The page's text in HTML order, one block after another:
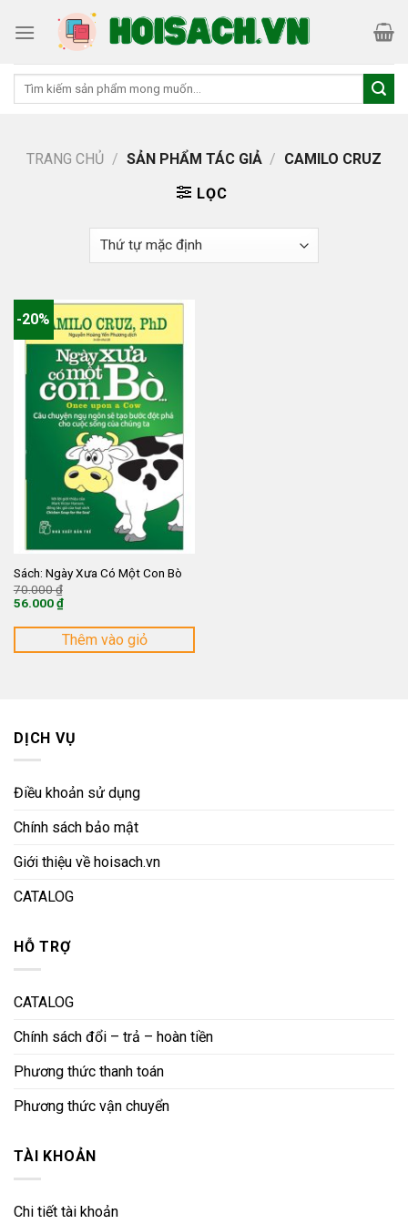
Tìm
TRANG CHỦ / SẢN PHẨM TÁC GIẢ / CAMILO CRUZ
LỌC
-20%
Sách: Ngày Xưa Có Một Con Bò
70.000₫
70.000 ₫.
56.000₫
hiện
là:
Thêm vào giỏ
DỊCH VỤ
Điều khoản sử dụng
Chính sách bảo mật
Giới thiệu về hoisach.vn
CATALOG
HỖ TRỢ
CATALOG
Chính sách đổi – trả – hoàn tiền
Phương thức thanh toán
Phương thức vận chuyển
TÀI KHOẢN
Chi tiết tài khoản